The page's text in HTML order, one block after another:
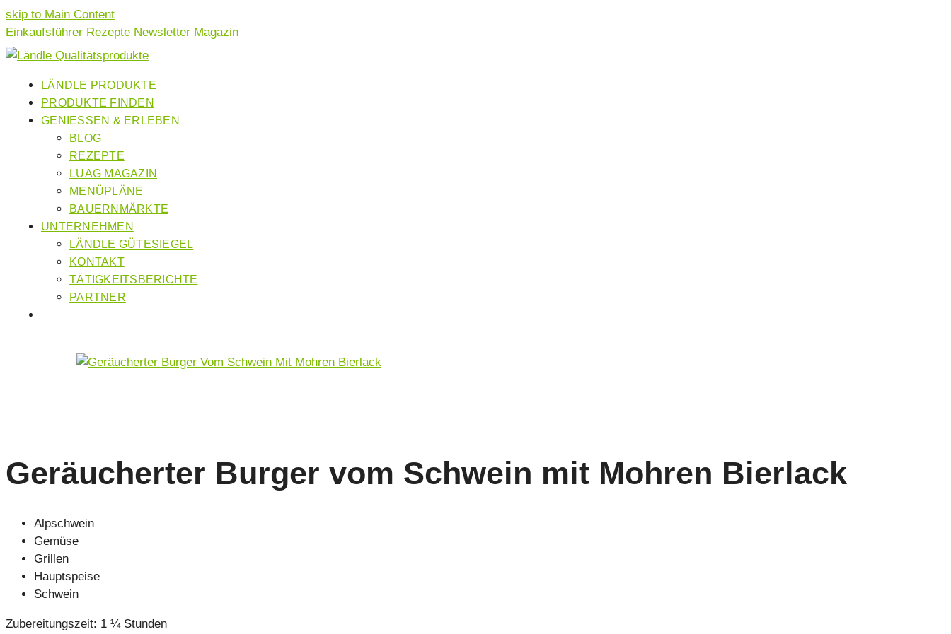
skip to Main Content
Einkaufsführer Rezepte Newsletter Magazin
LÄNDLE PRODUKTE
PRODUKTE FINDEN
GENIESSEN & ERLEBEN
BLOG
REZEPTE
LUAG MAGAZIN
MENÜPLÄNE
BAUERNMÄRKTE
UNTERNEHMEN
LÄNDLE GÜTESIEGEL
KONTAKT
TÄTIGKEITSBERICHTE
PARTNER
Geräucherter Burger vom Schwein mit Mohren Bierlack
Alpschwein
Gemüse
Grillen
Hauptspeise
Schwein
Zubereitungszeit: 1 ¼ Stunden